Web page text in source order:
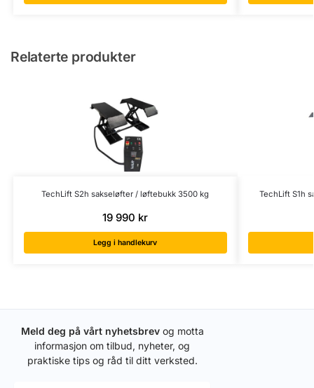
Relaterte produkter
TechLift S2h sakseløfter / løftebukk 3500 kg
19 990 kr
Legg i handlekurv
TechLift S1h
Meld deg på vårt nyhetsbrevog motta
informasjon om tilbud, nyheter, og
praktiske tips og råd til ditt verksted.